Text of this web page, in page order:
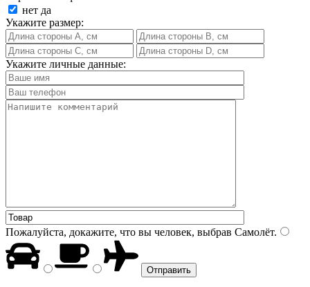
нет да
Укажите размер:
Укажите личные данные:
Пожалуйста, докажите, что вы человек, выбрав Самолёт.